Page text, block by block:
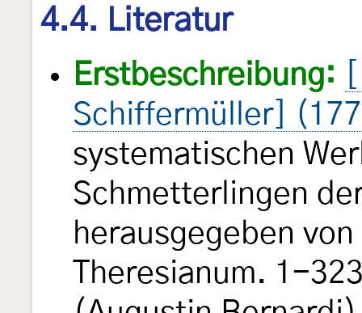
4.4. Literatur
Erstbeschreibung:
Schiffermüller]
systematischen
Schmetterlingen
herausgegeben
Theresianum. 1-